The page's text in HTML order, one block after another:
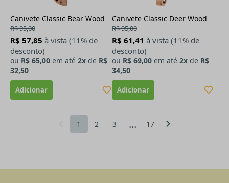
Canivete Classic Bear Wood
R$ 95,00
R$ 57,85 à vista (11% de
desconto)
ou R$ 65,00 em até 2x de R$
32,50
Canivete Classic Deer Wood
R$ 95,00
R$ 61,41 à vista (11% de
desconto)
ou R$ 69,00 em até 2x de R$
34,50
1 2 3 ... 17